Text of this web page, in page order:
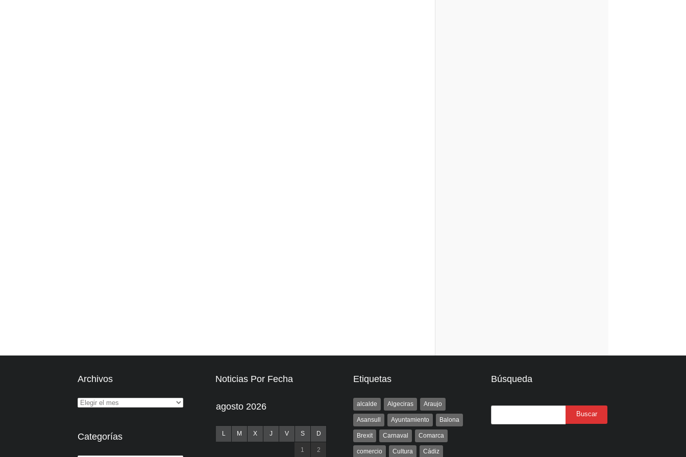
Archivos
Categorías
Noticias Por Fecha
agosto 2026
L M X J V S D
1 2
Etiquetas
alcalde Algeciras Araujo
Asansull Ayuntamiento Balona
Brexit Carnaval Comarca
comercio Cultura Cádiz
Búsqueda